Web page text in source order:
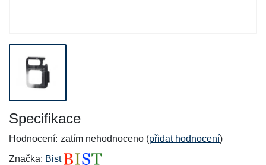
Specifikace
Hodnocení: zatím nehodnoceno (přidat hodnocení)
Značka: Bist